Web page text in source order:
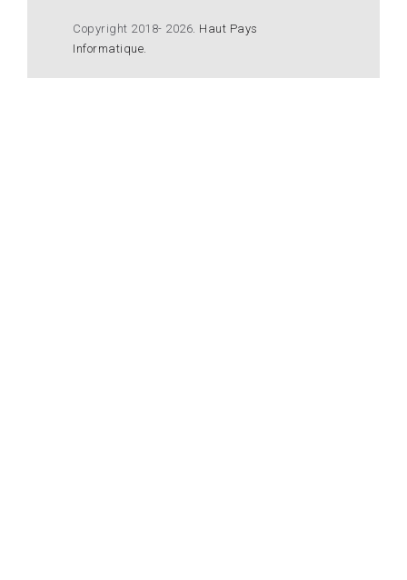
Copyright 2018- 2026 Haut Pays
Informatique